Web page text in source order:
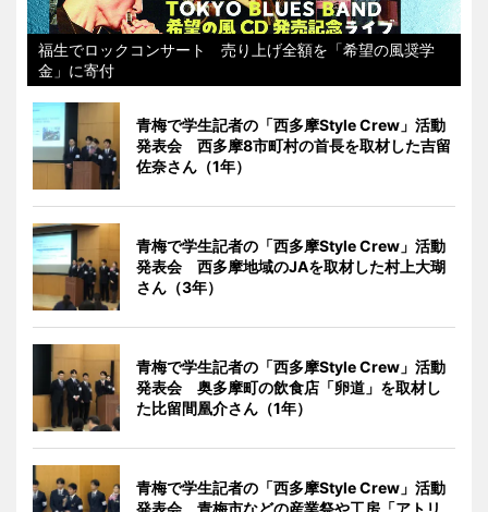
福生でロックコンサート 売り上げ全額を「希望の風奨学
金」に寄付
青梅で学生記者の「西多摩Style Crew」活動
発表会 西多摩8市町村の首長を取材した吉留
佐奈さん（1年）
青梅で学生記者の「西多摩Style Crew」活動
発表会 西多摩地域のJAを取材した村上大瑚
さん（3年）
青梅で学生記者の「西多摩Style Crew」活動
発表会 奥多摩町の飲食店「卵道」を取材し
た比留間凰介さん（1年）
青梅で学生記者の「西多摩Style Crew」活動